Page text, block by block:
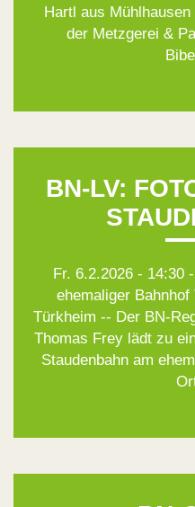
Hartl aus
der Metzgerei &
BN-LV:
Fr. 6.2.2026 - 14:30
ehemaliger
Türkheim -- Der BN-
Thomas Frey lädt zu
Staudenbahn am